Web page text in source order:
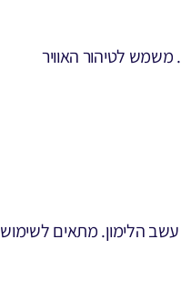
משמש לטיהור האוויר
עשב הלימון. מתאים לשימוש